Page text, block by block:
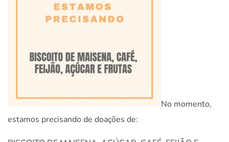
No momento,
estamos precisando de doações de: